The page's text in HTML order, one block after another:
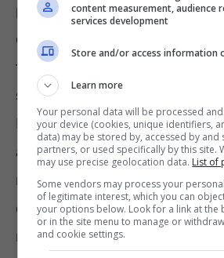
partire dal 2026 aumentare
dei dipendenti. Basterebbe
tassazione delle voci
straordinari, lavoro
Introducendo una flat
accreditata – e dunque
ridurrebbero le imposte
citati che sono variabili
retribuzione ordinaria.
content measurement, audience
services development
Store and/or access information
Learn more
Your personal data will be processed
your device (cookies, unique identifiers,
data) may be stored by, accessed by and
partners, or used specifically by this site.
may use precise geolocation data. List of
Some vendors may process your
of legitimate interest, which you can
your options below. Look for a link at the
or in the site menu to manage or
and cookie settings.